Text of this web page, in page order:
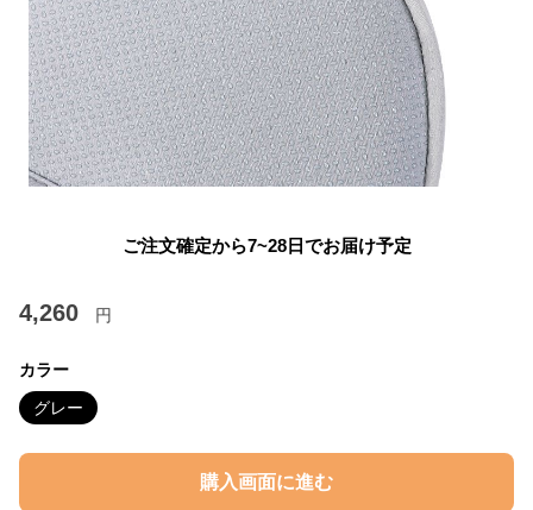
ご注文確定から7~28日でお届け予定
4,260 円
カラー
グレー
購入画面に進む